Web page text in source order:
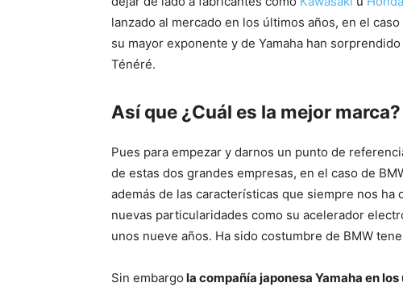
lanzado al mercado en los últimos años, en el caso
su mayor exponente y de Yamaha han
Ténéré.
Así que ¿Cuál es la mejor marca?
Pues para empezar y darnos un punto de
de estas dos grandes empresas, en el caso de
además de las características que siempre nos
nuevas particularidades como su acelerador
unos nueve años. Ha sido costumbre de BMW
Sin embargo la compañía japonesa Yamaha en